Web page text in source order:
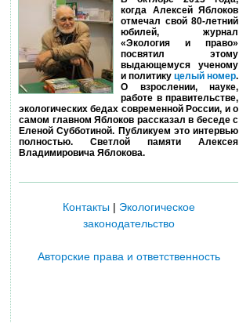
когда Алексей Яблоков
отмечал свой 80-летний
юбилей, журнал
«Экология и право»
посвятил этому
выдающемуся ученому
и политику целый номер.
О взрослении, науке,
работе в правительстве,
экологических бедах современной России, и о
самом главном Яблоков рассказал в беседе с
Еленой Субботиной. Публикуем это интервью
полностью. Светлой памяти Алексея
Владимировича Яблокова.
Контакты| Экологическое
законодательство
Авторские права и ответственность